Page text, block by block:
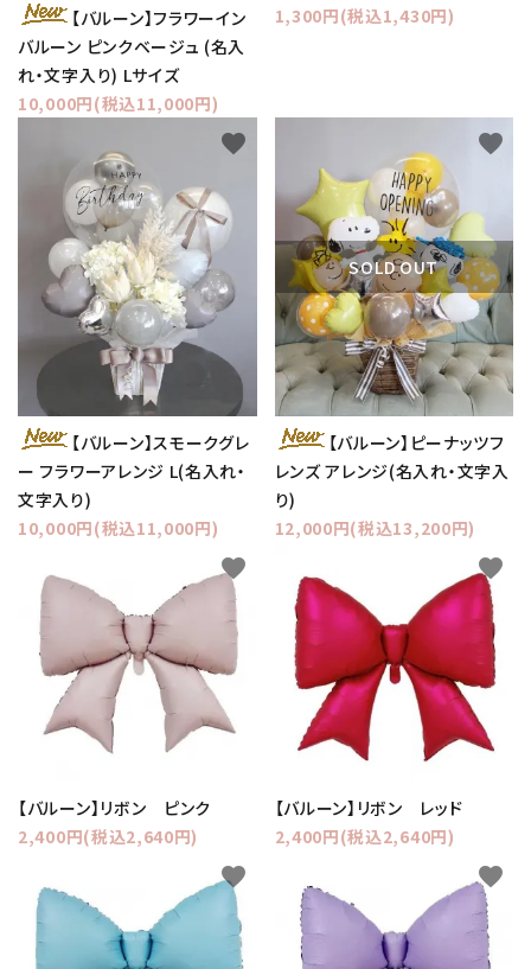
【バルーン】フラワーイン
バルーン ピンクベージュ (名入
れ・文字入り) Lサイズ
10,000円(税込11,000円)
1,300円(税込1,430円)
【バルーン】スモークグレ
ー フラワーアレンジ L(名入れ・
文字入り)
10,000円(税込11,000円)
favorite
SOLD OUT
【バルーン】ピーナッツフ
レンズ アレンジ(名入れ・文字入
り)
12,000円(税込13,200円)
favorite
【バルーン】リボン ピンク
2,400円(税込2,640円)
favorite
【バルーン】リボン レッド
2,400円(税込2,640円)
favorite
favorite favorite